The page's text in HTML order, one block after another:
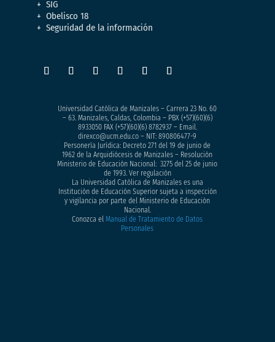
SIG
Obelisco 18
Seguridad de la información
Universidad Católica de Manizales – Carrera 23 No. 60
– 63. Manizales, Caldas, Colombia – PBX (+57)(60)(6)
8933050FAX (+57)(60)(6) 8782937 – Email.
direxco@ucm.edu.co – NIT: 890806477-9
Personería Jurídica: Decreto 271 del 19 de junio de
1962 de la Arquidiócesis de Manizales – Resolución
Ministerio de Educación Nacional: 3275 del 25 de junio
de 1993. Ver regulación
La Universidad Católica de Manizales es una
Institución de Educación Superior sujeta a inspección
y vigilancia por parte del Ministerio de Educación
Nacional.
Conozca elManual de Tratamiento de Datos
Personales